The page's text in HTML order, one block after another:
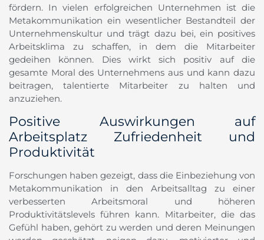
fördern. In vielen erfolgreichen Unternehmen ist die
Metakommunikation ein wesentlicher Bestandteil der
Unternehmenskultur und trägt dazu bei, ein positives
Arbeitsklima zu schaffen, in dem die Mitarbeiter
gedeihen können. Dies wirkt sich positiv auf die
gesamte Moral des Unternehmens aus und kann dazu
beitragen, talentierte Mitarbeiter zu halten und
anzuziehen.
Positive Auswirkungen auf
Arbeitsplatz Zufriedenheit und
Produktivität
Forschungen haben gezeigt, dass die Einbeziehung von
Metakommunikation in den Arbeitsalltag zu einer
verbesserten Arbeitsmoral und höheren
Produktivitätslevels führen kann. Mitarbeiter, die das
Gefühl haben, gehört zu werden und deren Meinungen